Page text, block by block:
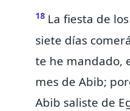
18 La fiesta de
siete días
te he mandado,
mes de Abib;
Abib saliste de